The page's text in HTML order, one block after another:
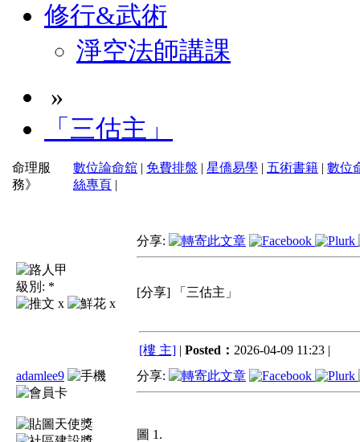
修行&武術
淨空法師講課
»
「三估主」
命理服
務》
數位論命舘 | 免費排盤 | 星僑易學 | 五術書籍 | 數位
絲專頁 |
級別: *
x
x
分享:
[分享] 「三估主」
[樓 主] | Posted： 2026-04-09 11:23 |
adamlee9
分享:
圖 1.